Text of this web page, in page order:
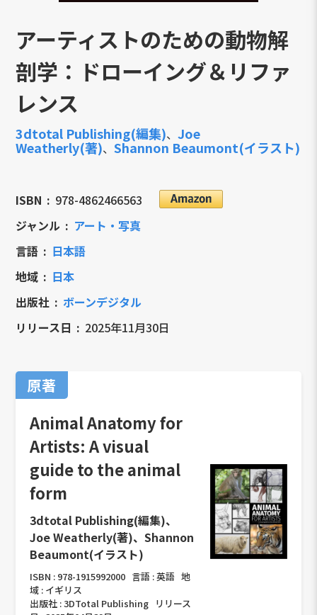
アーティストのための動物解
剖学：ドローイング＆リファ
レンス
3dtotal Publishing(編集)、Joe
Weatherly(著)、Shannon Beaumont(イラスト)
ISBN
978-4862466563
ジャンル
アート・写真
言語
日本語
地域
日本
出版社
ボーンデジタル
リリース日
2025年11月30日
原著
Animal Anatomy for
Artists: A visual
guide to the animal
form
3dtotal Publishing(編集)、
Joe Weatherly(著)、Shannon
Beaumont(イラスト)
ISBN : 978-1915992000 言語 :英語 地
域 : イギリス
出版社 :3DTotal Publishing リリース